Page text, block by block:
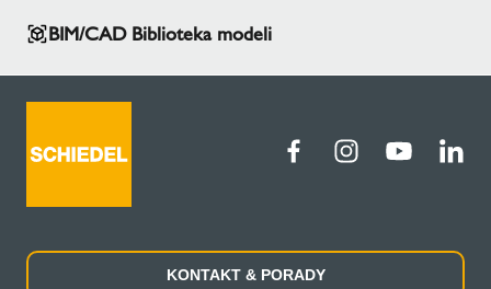
BIM/CAD Biblioteka modeli
KONTAKT & PORADY